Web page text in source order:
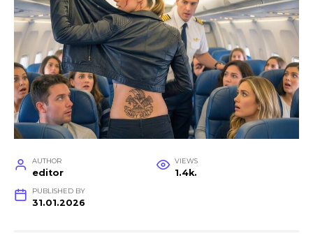
AUTHOR
editor
VIEWS
1.4k.
PUBLISHED BY
31.01.2026